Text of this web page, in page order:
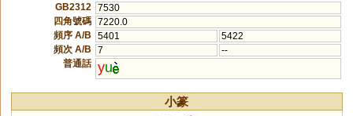
GB2312
7530
四角號碼 7220.0
頻序 A/B
5401
5422
頻次 A/B
7
--
普通話 yu
小篆